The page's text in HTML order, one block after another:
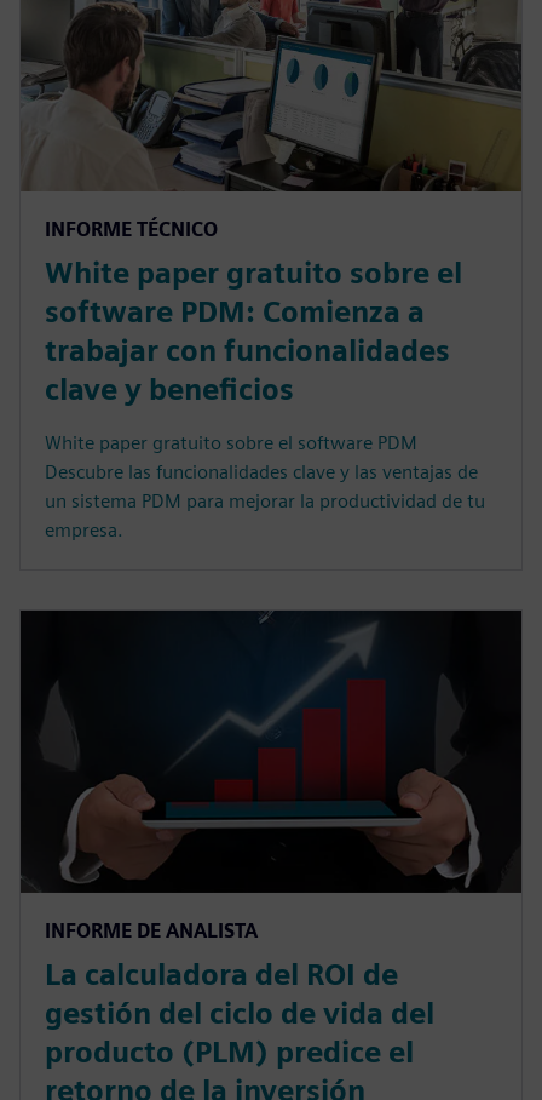
INFORME TÉCNICO
White paper gratuito sobre el
software PDM: Comienza a
trabajar con funcionalidades
clave y beneficios
White paper gratuito sobre el software PDM
Descubre las funcionalidades clave y las ventajas de
un sistema PDM para mejorar la productividad de tu
empresa.
INFORME DE ANALISTA
La calculadora del ROI de
gestión del ciclo de vida del
producto (PLM) predice el
retorno de la inversión